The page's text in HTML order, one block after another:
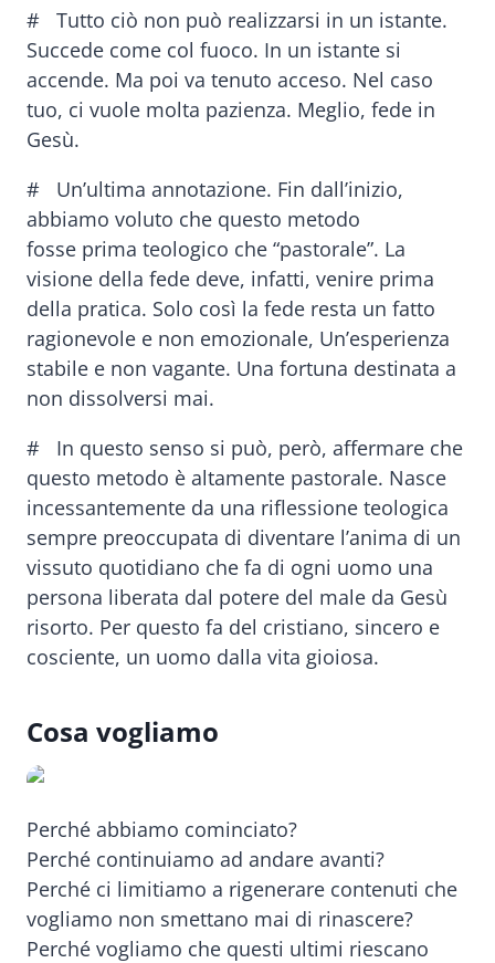
# Tutto ciò non può realizzarsi in un istante.
Succede come col fuoco. In un istante si
accende. Ma poi va tenuto acceso. Nel caso
tuo, ci vuole molta pazienza. Meglio, fede in
Gesù.
# Un’ultima annotazione. Fin dall’inizio,
abbiamo voluto che questo metodo
fosse prima teologico che “pastorale”. La
visione della fede deve, infatti, venire prima
della pratica. Solo così la fede resta un fatto
ragionevole e non emozionale, Un’esperienza
stabile e non vagante. Una fortuna destinata a
non dissolversi mai.
# In questo senso si può, però, affermare che
questo metodo è altamente pastorale. Nasce
incessantemente da una riflessione teologica
sempre preoccupata di diventare l’anima di un
vissuto quotidiano che fa di ogni uomo una
persona liberata dal potere del male da Gesù
risorto. Per questo fa del cristiano, sincero e
cosciente, un uomo dalla vita gioiosa.
Cosa vogliamo
Perché abbiamo cominciato?
Perché continuiamo ad andare avanti?
Perché ci limitiamo a rigenerare contenuti che
vogliamo non smettano mai di rinascere?
Perché vogliamo che questi ultimi riescano